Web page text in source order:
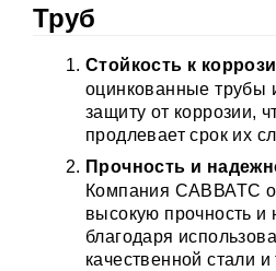
Труб
Стойкость к
оцинкованные
защиту от коррозии,
продлевает срок их
Прочность и
Компания САВВАТС
высокую прочность и
благодаря
качественной стали